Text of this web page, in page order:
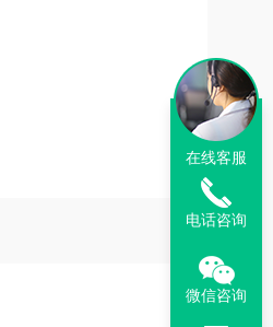
在线客服
电话咨询
微信咨询